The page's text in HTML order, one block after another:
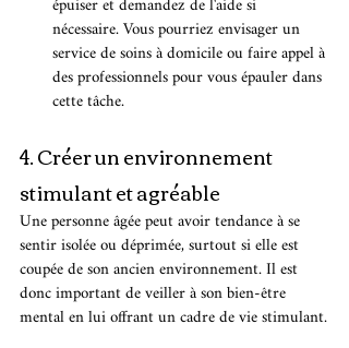
nécessaire. Vous pourriez envisager un
service de soins à domicile ou faire appel à
des professionnels pour vous épauler dans
cette tâche.
4. Créer un environnement
stimulant et agréable
Une personne âgée peut avoir tendance à se
sentir isolée ou déprimée, surtout si elle est
coupée de son ancien environnement. Il est
donc important de veiller à son bien-être
mental en lui offrant un cadre de vie stimulant.